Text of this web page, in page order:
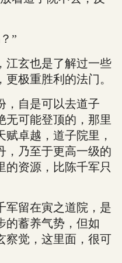
”
玄也是了解过一些
极重胜利的法门。
自是可以去道子
无可能登顶的，那里
卓越，道子院里，
，乃至于更高一级的
的资源，比陈千军只
留在寅之道院，是
的蓄养气势，但如
察觉，这里面，很可